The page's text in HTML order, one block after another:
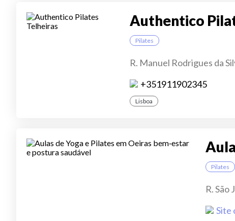
Authentico
Pilates
R. Manuel Rodrigues da
+351911902345
Lisboa
Pilates
R. São
Site